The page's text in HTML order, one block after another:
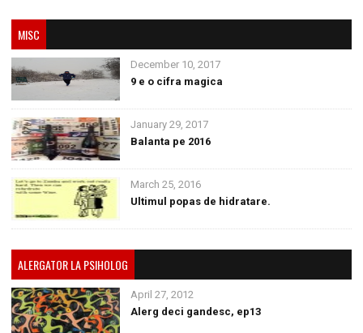
MISC
December 10, 2017
9 e o cifra magica
January 29, 2017
Balanta pe 2016
March 25, 2016
Ultimul popas de hidratare.
ALERGATOR LA PSIHOLOG
April 27, 2012
Alerg deci gandesc, ep13